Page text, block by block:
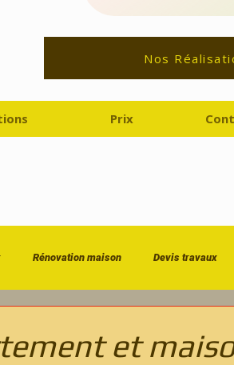
Nos
Prix
Rénovation maison Devis travaux
et